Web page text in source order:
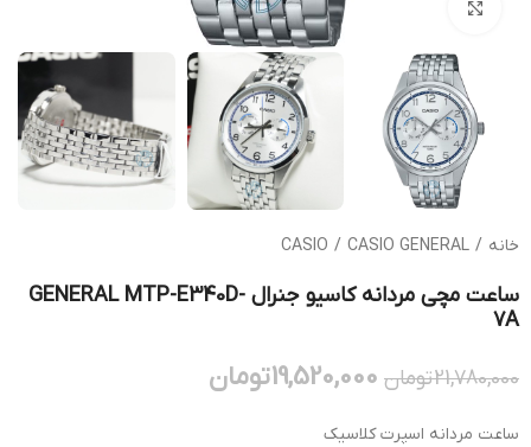
خانه /
CASIO / CASIO GENERAL
ساعت مچی مردانه کاسیو جنرال GENERAL MTP-E340D-
7A
21,780,000تومان 19,520,000تومان
ساعت مردانه اسپرت کلاسیک